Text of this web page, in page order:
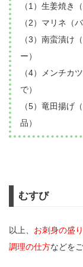
（1）生姜焼き
（2）マリネ（
（3）南蛮漬け
ー）
（4）メンチカ
で）
（5）竜田揚げ
品）
むすび
以上、 お刺身の盛
調理の仕方などを